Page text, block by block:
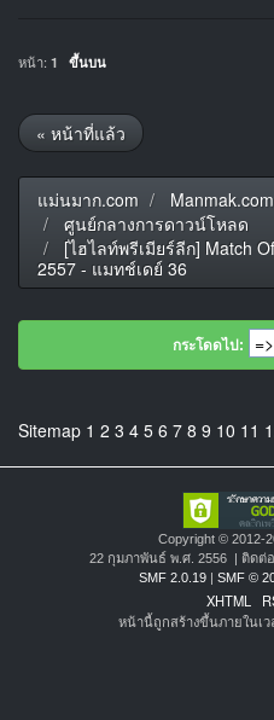
หน้า: 1 ขึ้นบน
« หน้าที่แล้ว
แม่นมาก.com
ศูนย์กลางการดาวน์โหลด
[ไฮไลท์พรีเมียร์ลีก] Match
2557 - แมทช์เดย์ 36
กระโดดไป:
Sitemap 1 2 3 4 5 6 7 8 9 10 11
Copyright © 2012-
22 กุมภาพันธ์ พ.ศ. 2556 | ติดต่อ
SMF 2.0.19 | SMF ©
XHTML
หน้านี้ถูกสร้างขึ้นภายในเว